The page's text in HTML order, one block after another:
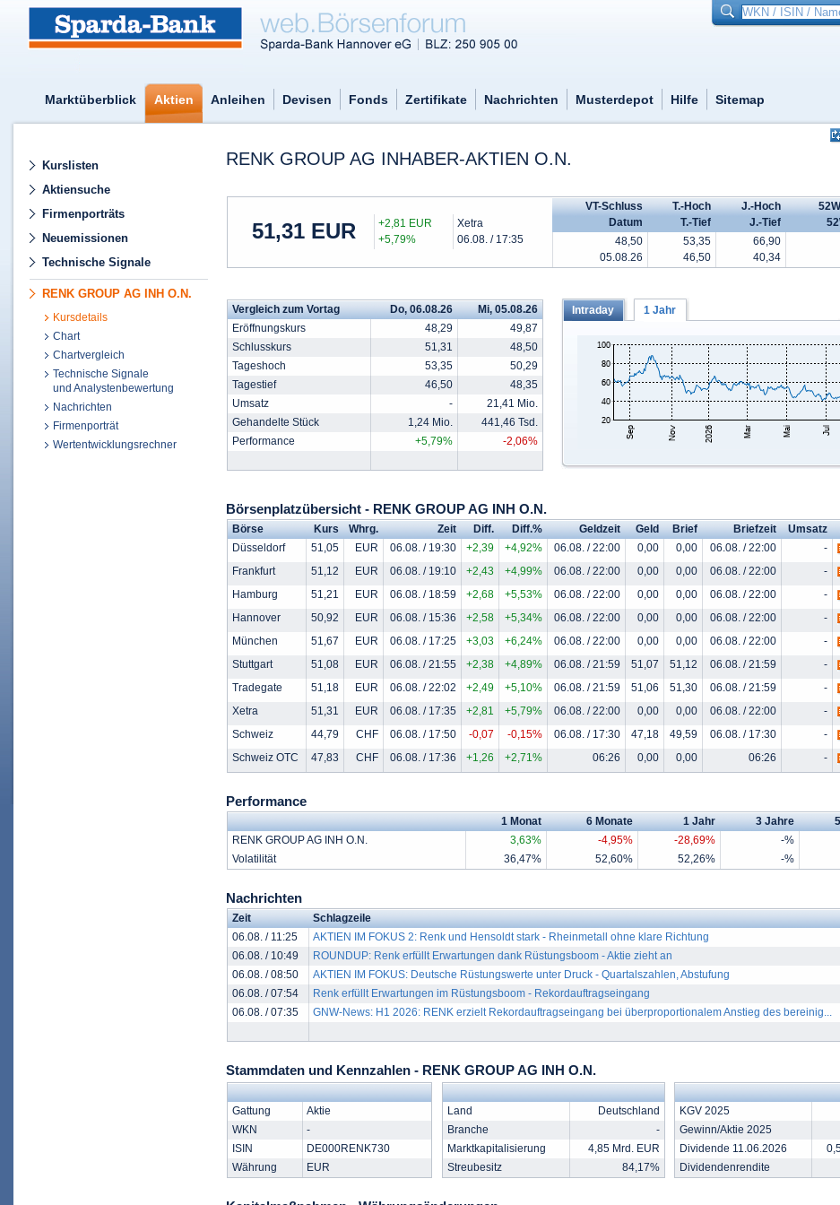
Marktüberblick Aktien Anleihen Devisen Fonds Zertifikate Nachrichten Musterdepot Hilfe Sitemap
Kurslisten
Aktiensuche
Firmenporträts
Neuemissionen
Technische Signale
RENK GROUP AG INH O.N.
Kursdetails
Chart
Chartvergleich
Technische Signale
und Analystenbewertung
Nachrichten
Firmenporträt
Wertentwicklungsrechner
RENK GROUP AG INHABER-AKTIEN O.N.
51,31 EUR
+2,81 EUR
+5,79%
Xetra
06.08. / 17:35
VT-Schluss
Datum
T.-Hoch
T.-Tief
J.-Hoch
J.-Tief
48,50
05.08.26
53,35
46,50
66,90
40,34
Vergleich zum Vortag Do, 06.08.26
Mi, 05.08.26
Eröffnungskurs
48,29
49,87
Schlusskurs
51,31
48,50
Tageshoch
53,35
50,29
Tagestief
46,50
48,35
Umsatz
-
21,41 Mio.
Gehandelte Stück
1,24 Mio.
441,46 Tsd.
Performance
+5,79% -2,06%
Intraday 1 Jahr
Börsenplatzübersicht - RENK GROUP AG INH O.N.
Börse Kurs Whrg. Zeit Diff. Diff.% Geldzeit Geld Brief Briefzeit Umsatz
Düsseldorf
51,05 EUR 06.08. / 19:30 +2,39 +4,92% 06.08. / 22:00 0,00 0,00 06.08. / 22:00
-
Frankfurt
51,12 EUR 06.08. / 19:10 +2,43 +4,99% 06.08. / 22:00 0,00 0,00 06.08. / 22:00
-
Hamburg
51,21 EUR 06.08. / 18:59 +2,68 +5,53% 06.08. / 22:00 0,00 0,00 06.08. / 22:00
-
Hannover
50,92 EUR 06.08. / 15:36 +2,58 +5,34% 06.08. / 22:00 0,00 0,00 06.08. / 22:00
-
München
51,67 EUR 06.08. / 17:25 +3,03 +6,24% 06.08. / 22:00 0,00 0,00 06.08. / 22:00
-
Stuttgart
51,08 EUR 06.08. / 21:55 +2,38 +4,89% 06.08. / 21:59 51,07 51,12 06.08. / 21:59
-
Tradegate
51,18 EUR 06.08. / 22:02 +2,49 +5,10% 06.08. / 21:59 51,06 51,30 06.08. / 21:59
-
Xetra
51,31 EUR 06.08. / 17:35 +2,81 +5,79% 06.08. / 22:00 0,00 0,00 06.08. / 22:00
-
Schweiz
44,79 CHF 06.08. / 17:50 -0,07 -0,15% 06.08. / 17:30 47,18 49,59 06.08. / 17:30
-
Schweiz OTC
47,83 CHF 06.08. / 17:36 +1,26 +2,71% 06:26 0,00 0,00 06:26 -
Performance
1 Monat 6 Monate 1 Jahr 3 Jahre
RENK GROUP AG INH O.N.
3,63% -4,95% -28,69% -%
Volatilität
36,47% 52,60% 52,26% -%
Nachrichten
Zeit
Schlagzeile
06.08. / 11:25
AKTIEN IM FOKUS 2: Renk und Hensoldt stark - Rheinmetall ohne klare Richtung
06.08. / 10:49
ROUNDUP: Renk erfüllt Erwartungen dank Rüstungsboom - Aktie zieht an
06.08. / 08:50
AKTIEN IM FOKUS: Deutsche Rüstungswerte unter Druck - Quartalszahlen, Abstufung
06.08. / 07:54
Renk erfüllt Erwartungen im Rüstungsboom - Rekordauftragseingang
06.08. / 07:35
GNW-News: H1 2026: RENK erzielt Rekordauftragseingang bei überproportionalem Anstieg des bereinig...
Stammdaten und Kennzahlen - RENK GROUP AG INH O.N.
Gattung
Aktie
WKN
-
ISIN
DE000RENK730
Währung
EUR
Land
Deutschland
Branche
-
Marktkapitalisierung
4,85 Mrd. EUR
Streubesitz
84,17%
KGV 2025
Gewinn/Aktie 2025
Dividende 11.06.2026
Dividendenrendite